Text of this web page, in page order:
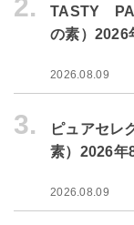
2.
TASTY
の素）2026
2026.08.09
3.
ピュアセレ
素）2026年
2026.08.09